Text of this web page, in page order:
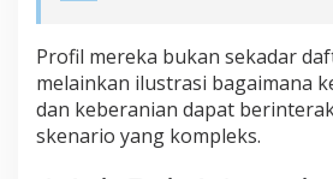
Profil mereka bukan sekadar
melainkan ilustrasi bagaimana
dan keberanian dapat
skenario yang kompleks.